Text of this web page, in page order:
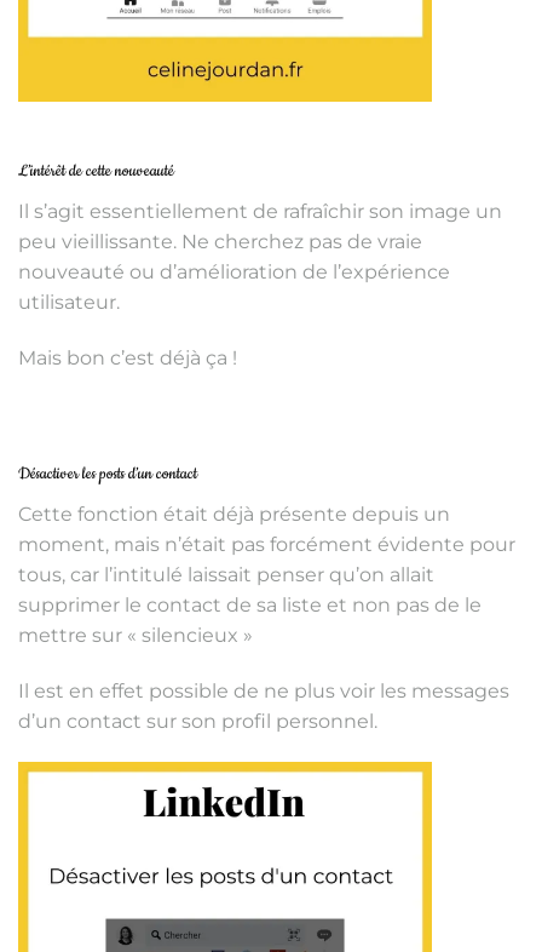
L’intérêt de cette nouveauté
Il s’agit essentiellement de rafraîchir son image un
peu vieillissante. Ne cherchez pas de vraie
nouveauté ou d’amélioration de l’expérience
utilisateur.
Mais bon c’est déjà ça !
Désactiver les posts d’un contact
Cette fonction était déjà présente depuis un
moment, mais n’était pas forcément évidente pour
tous, car l’intitulé laissait penser qu’on allait
supprimer le contact de sa liste et non pas de le
mettre sur « silencieux »
Il est en effet possible de ne plus voir les messages
d’un contact sur son profil personnel.